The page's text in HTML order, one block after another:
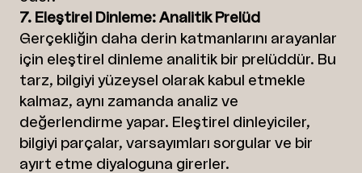
7. Eleştirel Dinleme: Analitik Prelüd
Gerçekliğin daha derin katmanlarını arayanlar
için eleştirel dinleme analitik bir prelüddür. Bu
tarz, bilgiyi yüzeysel olarak kabul etmekle
kalmaz, aynı zamanda analiz ve
değerlendirme yapar. Eleştirel dinleyiciler,
bilgiyi parçalar, varsayımları sorgular ve bir
ayırt etme diyaloguna girerler.